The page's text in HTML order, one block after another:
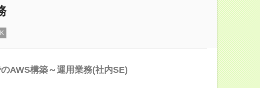
AWS構築～運用業務(社内SE)